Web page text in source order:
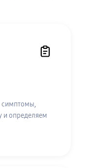
симптомы,
и определяем